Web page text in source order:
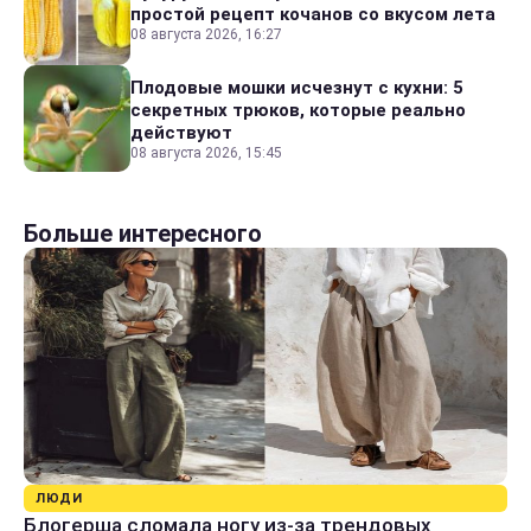
простой рецепт кочанов со вкусом лета
08 августа 2026, 16:27
Плодовые мошки исчезнут с кухни: 5
секретных трюков, которые реально
действуют
08 августа 2026, 15:45
Больше интересного
ЛЮДИ
Блогерша сломала ногу из-за трендовых